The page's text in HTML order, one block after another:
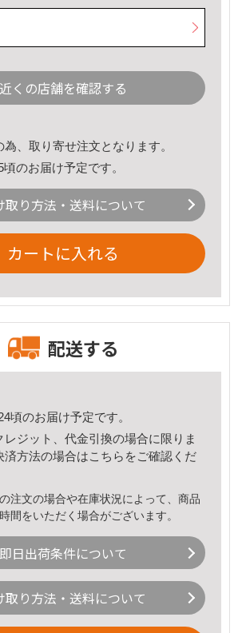
近くの店舗を確認する
、取り寄せ注文となります。
のお届け予定です。
取り方法・送料について
カートに入れる
配送する
頃のお届け予定です。
レジット、代金引換の場合に限りま
済方法の場合はこちら をご確認くだ
注文の場合や在庫状況によって、商品
間をいただく場合がございます。
即日出荷条件について
取り方法・送料について